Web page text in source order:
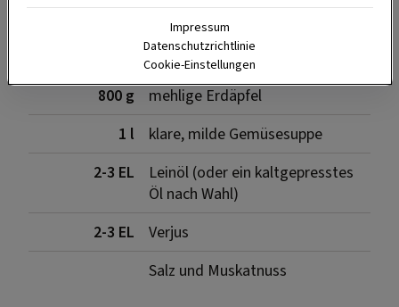
Für die Erdäpfelcreme
800 g
mehlige Erdäpfel
1 l
klare, milde Gemüsesuppe
2-3 EL
Leinöl (oder ein kaltgepresstes
Öl nach Wahl)
2-3 EL
Verjus
Salz und Muskatnuss
Impressum
Datenschutzrichtlinie
Cookie-Einstellungen